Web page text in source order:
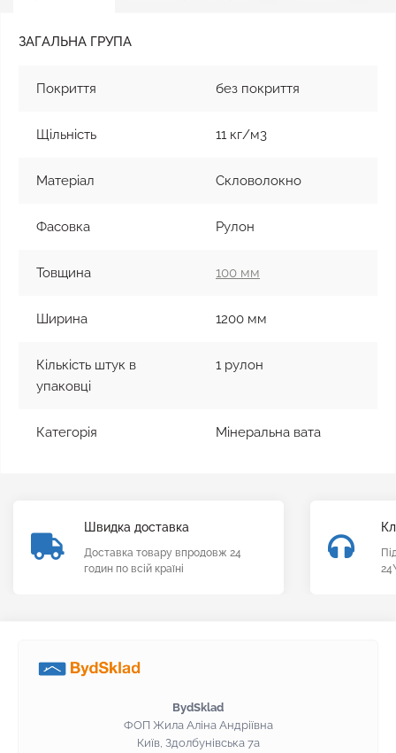
ЗАГАЛЬНА ГРУПА
Покриття без покриття
Щільність 11 кг/м3
Матеріал Скловолокно
Фасовка Рулон
Товщина 100 мм
Ширина 1200 мм
Кількість штук в
упаковці
1 рулон
Категорія Мінеральна вата
Швидка доставка
Доставка товару впродовж 24
годин по всій країні
BydSklad
ФОП Жила Аліна Андріївна
Київ, Здолбунівська 7а